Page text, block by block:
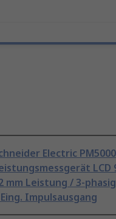
Electric PM5000
LCD
mm Leistung / 3-
Impulsausgang